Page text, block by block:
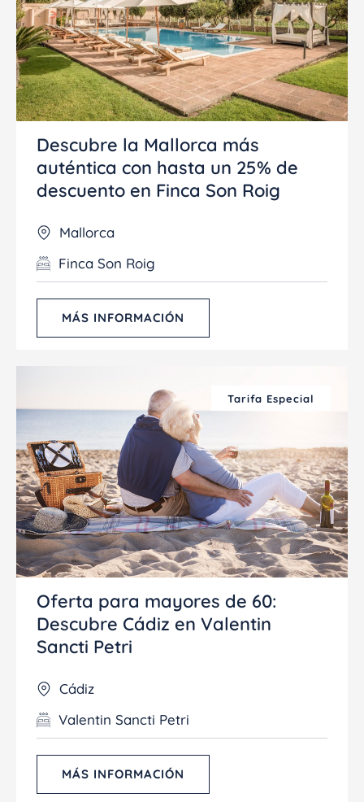
Descubre la Mallorca más
auténtica con hasta un 25% de
descuento en Finca Son Roig
Mallorca
Finca Son Roig
MÁS INFORMACIÓN
Tarifa Especial
Oferta para mayores de 60:
Descubre Cádiz en Valentin
Sancti Petri
Cádiz
Valentin Sancti Petri
MÁS INFORMACIÓN